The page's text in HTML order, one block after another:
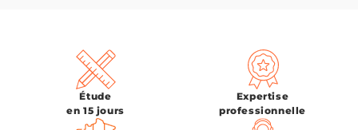
Étude
en 15 jours
Expertise
professionnelle